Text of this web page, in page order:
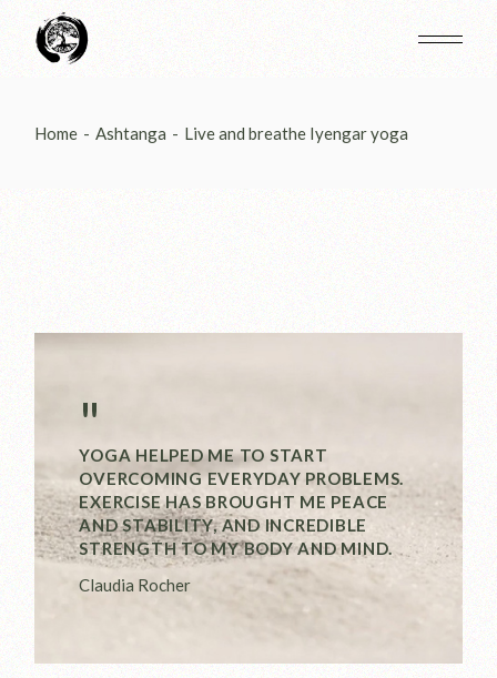
Home Ashtanga Live and breathe Iyengar yoga
"
YOGA HELPED ME TO START
OVERCOMING EVERYDAY PROBLEMS.
EXERCISE HAS BROUGHT ME PEACE
AND STABILITY, AND INCREDIBLE
STRENGTH TO MY BODY AND MIND.
Claudia Rocher